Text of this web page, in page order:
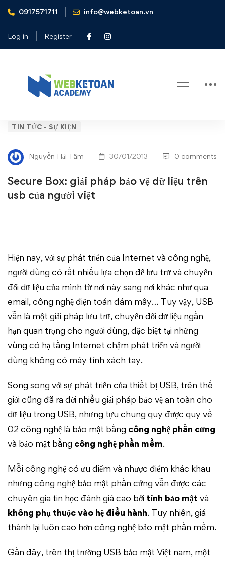
0917571711 info@webketoan.vn
Log in Register
Home
Tin tức - Sự kiện
Secure
Box:
giải
pháp
dữ
liệu
trên
usb
của
người
việt
TIN TỨC - SỰ KIỆN
Nguyễn Hải Tâm 30/01/2013 0 comments
Secure Box: giải pháp bảo vệ dữ liệu trên
usb của người việt
Hiện nay, với sự phát triển của Internet và công nghệ,
người dùng có rất nhiều lựa chọn để lưu trữ và chuyển
đổi dữ liệu của mình từ nơi này sang nơi khác như qua
email, công nghệ điện toán đám mây… Tuy vậy, USB
vẫn là một giải pháp lưu trữ, chuyển đổi dữ liệu ngắn
hạn quan trọng cho người dùng, đặc biệt tại những
vùng có hạ tầng Internet chậm phát triển và người
dùng không có máy tính xách tay.
Song song với sự phát triển của thiết bị USB, trên thế
giới cũng đã ra đời nhiều giải pháp bảo vệ an toàn cho
dữ liệu trong USB, nhưng tựu chung quy được quy về
02 công nghệ là bảo mật bằng công nghệ phần cứng
và bảo mật bằng công nghệ phần mềm.
Mỗi công nghệ có ưu điểm và nhược điểm khác khau
nhưng công nghệ bảo mật phần cứng vẫn được các
chuyên gia tin học đánh giá cao bởi tính bảo mật và
không phụ thuộc vào hệ điều hành. Tuy nhiên, giá
thành lại luôn cao hơn công nghệ bảo mật phần mềm.
Gần đây, trên thị trường USB bảo mật Việt nam, một